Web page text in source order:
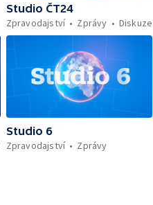
Studio ČT24
Zpravodajství
Zprávy Diskuze
Studio 6
Zpravodajství
Zprávy